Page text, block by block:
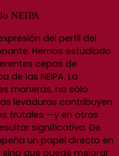
NEIPA
del perfil del
Hemos estudiado
cepas de
de las NEIPA. La
maneras, no sólo
levaduras contribuyen
frutales —y en otras
significativo. De
un papel directo en
que puede mejorar